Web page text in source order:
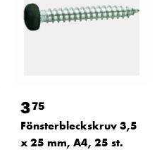
375
Fönsterbleckskruv 3,5
x 25 mm, A4, 25 st.